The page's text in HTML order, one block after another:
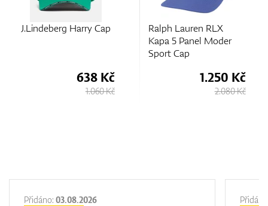
Dárkové poukazy
J.Lindeberg Harry Cap
638 Kč
1.060 Kč
Ralph Lauren RLX
Kapa 5 Panel Moder
Sport Cap
1.250 Kč
2.080 Kč
Přidáno: 03.08.2026